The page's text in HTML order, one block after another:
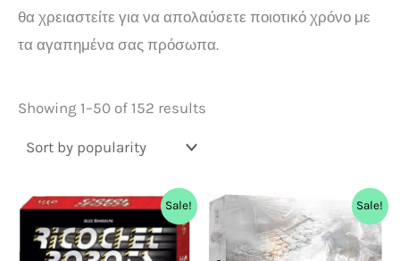
θα χρειαστείτε για να απολαύσετε ποιοτικό χρόνο με
τα αγαπημένα σας πρόσωπα.
Showing 1–50 of 152 results
Sale!
Original
price
was:
49,99 €.
Current
price
is:
44,99 €.
Sale!
price
was:
89,99 €.
Current
price
is:
84,90 €.